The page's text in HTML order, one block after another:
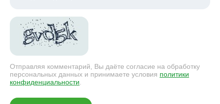
Отправляя комментарий, Вы даёте согласие на обработку
персональных данных и принимаете условия политики
конфиденциальности.